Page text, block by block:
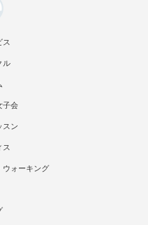
ス
ル
子会
スン
ス
ウォーキング